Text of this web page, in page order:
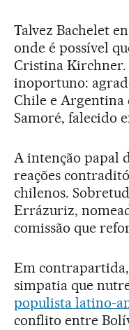
Talvez Bachelet
onde é possível
Cristina Kirchner.
inoportuno:
Chile e
Samoré, falecido
A intenção papal
reações
chilenos.
Errázuriz,
comissão que
Em
simpatia que
populista latino-
conflito entre